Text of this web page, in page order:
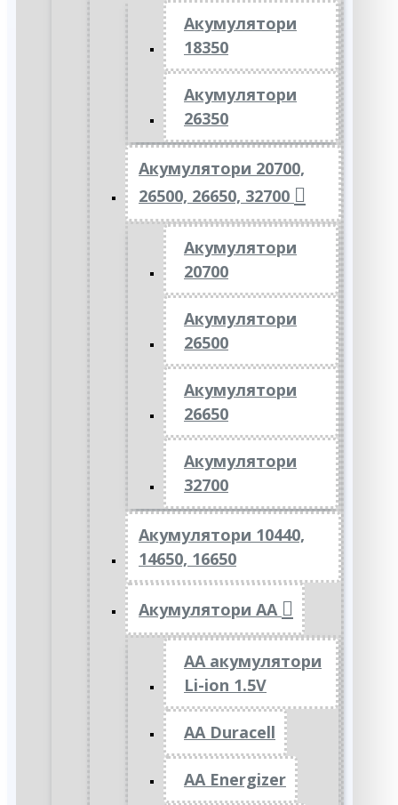
Акумулятори
18350
Акумулятори
26350
Акумулятори 20700,
26500, 26650, 32700
Акумулятори
20700
Акумулятори
26500
Акумулятори
26650
Акумулятори
32700
Акумулятори 10440,
14650, 16650
Акумулятори АА
AA акумулятори
Li-ion 1.5V
AA Duracell
AA Energizer